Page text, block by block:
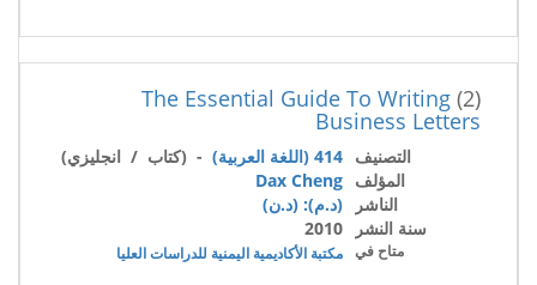
(2)
The Essential Guide To Writing
Business Letters
التصنيف 414 (اللغة العربية)
- (كتاب / انجليزي)
المؤلف Dax Cheng
الناشر
(د.م): (د.ن)
سنة النشر
2010
متاح في مكتبة الأكاديمية اليمنية للدراسات العليا